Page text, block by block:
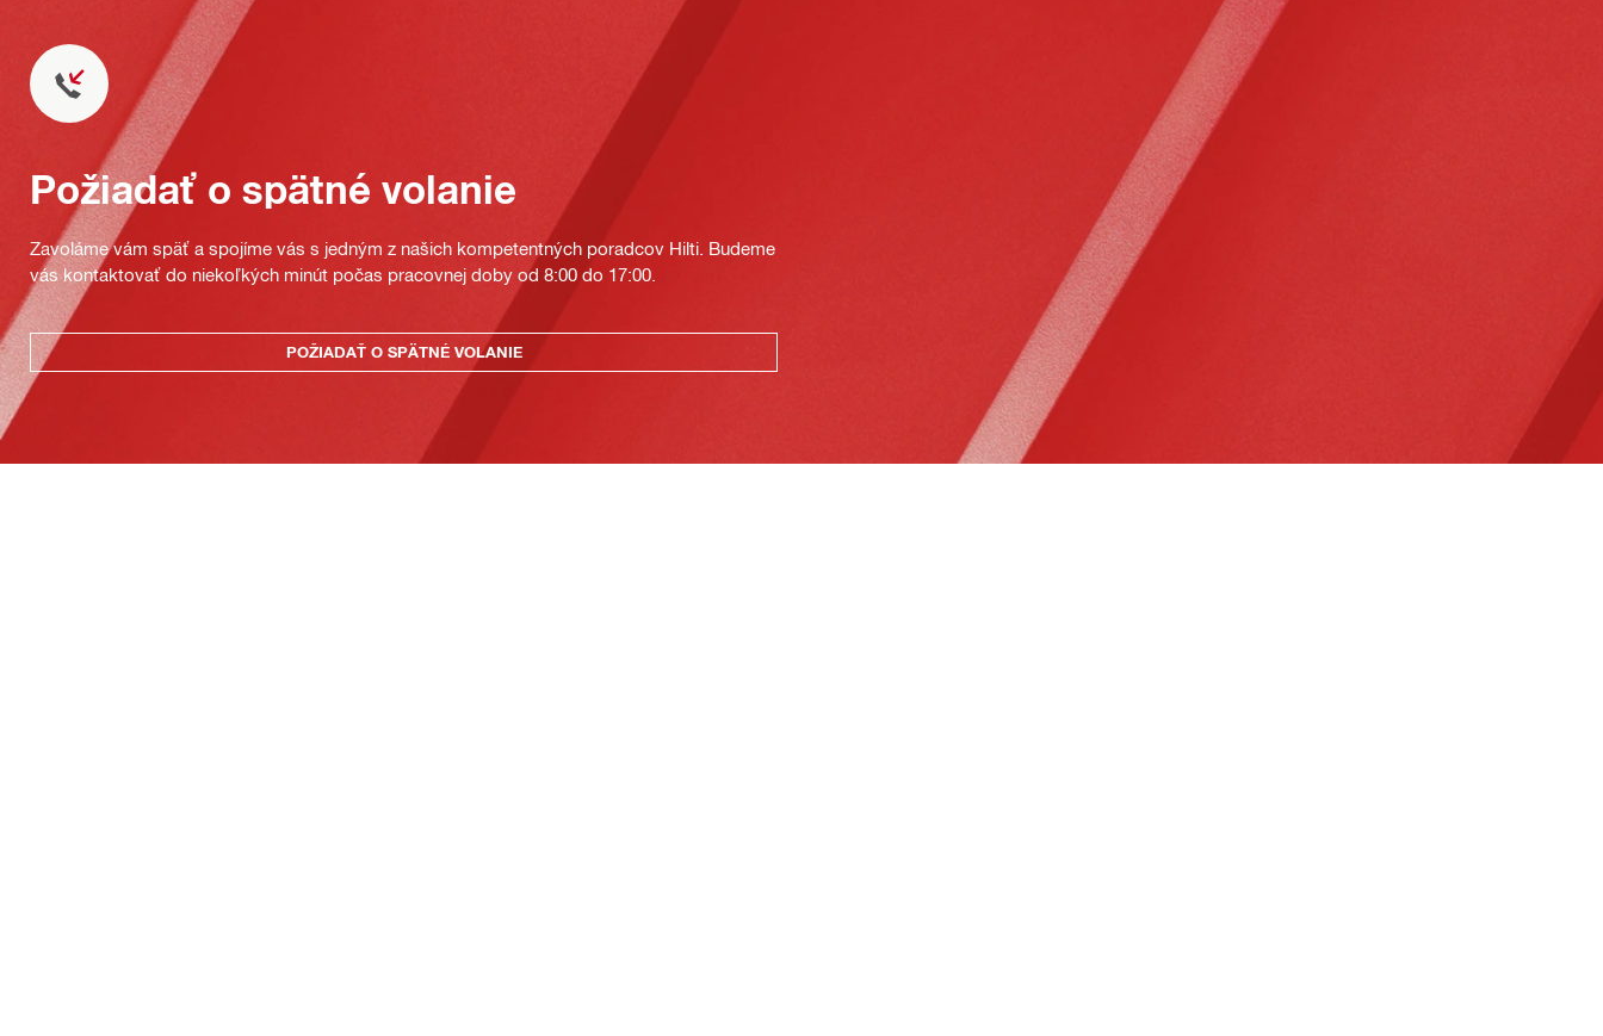
Požiadať o spätné volanie
Zavoláme vám späť a spojíme vás s jedným z našich kompetentných poradcov Hilti. Budeme
vás kontaktovať do niekoľkých minút počas pracovnej doby od 8:00 do 17:00.
POŽIADAŤ O SPÄTNÉ VOLANIE